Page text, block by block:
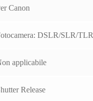
Canon
DSLR/SLR/TLR
applicabile
Release